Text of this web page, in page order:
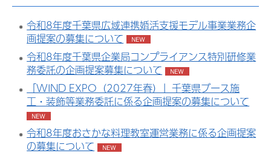
令和8年度千葉県広域連携婚活支援モデル事業業務企
画提案の募集について
令和8年度千葉県企業局コンプライアンス特別研修業
務委託の企画提案募集について
「WIND EXPO（2027年春）」千葉県ブース施
工・装飾等業務委託に係る企画提案の募集について
令和8年度おさかな料理教室運営業務に係る企画提案
の募集について